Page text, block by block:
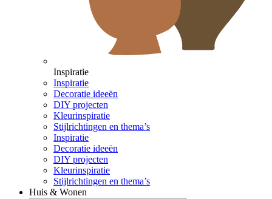
Inspiratie
Inspiratie
Decoratie ideeën
DIY projecten
Kleurinspiratie
Stijlrichtingen en thema’s
Inspiratie
Decoratie ideeën
DIY projecten
Kleurinspiratie
Stijlrichtingen en thema’s
Huis & Wonen